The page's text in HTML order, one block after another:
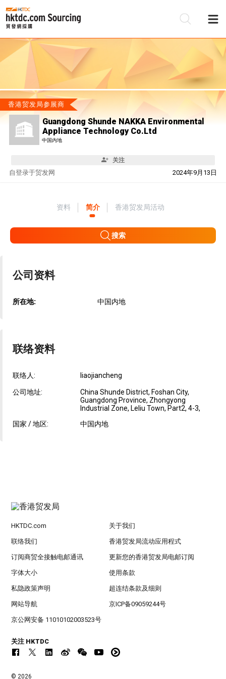
香港贸发局参展商
Guangdong Shunde NAKKA Environmental
Appliance Technology Co.Ltd
中国内地
关注
自 2024年9月13日
登录于贸发网
资料 简介 香港贸发局活动
搜索
公司资料
所在地: 中国内地
联络资料
联络人: liaojiancheng
公司地址:
China Shunde District, Foshan City,
Guangdong Province, Zhongyong
Industrial Zone, Leliu Town, Part2, 4-3,
国家 / 地区:
中国内地
HKTDC.com 关于我们
联络我们 香港贸发局流动应用程式
订阅商贸全接触电邮通讯 更新您的香港贸发局电邮订阅
字体大小 使用条款
私隐政策声明 超连结条款及细则
网站导航 京ICP备09059244号
京公网安备 11010102003523号
关注 HKTDC
© 2026